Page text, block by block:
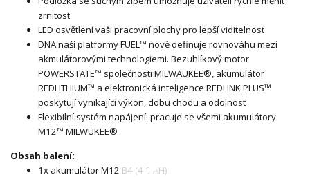
zrnitost
LED osvětlení vaši pracovní plochy pro lepší viditelnost
DNA naší platformy FUEL™ nově definuje rovnováhu mezi
akmulátorovými technologiemi. Bezuhlíkový motor
POWERSTATE™ společnosti MILWAUKEE®, akumulátor
REDLITHIUM™ a elektronická inteligence REDLINK PLUS™
poskytují vynikající výkon, dobu chodu a odolnost
Flexibilní systém napájení: pracuje se všemi akumulátory
M12™ MILWUKEE®
Obsah balení:
1x akumulátor M12 B4 (4,0 AH)